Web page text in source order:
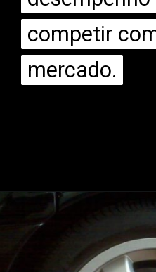
competir
mercado.
competir
mercado.
Opening